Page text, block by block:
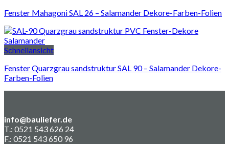
Fenster Mahagoni SAL 26 – Salamander Dekore-Farben-Folien
Schnellansicht
Fenster Quarzgrau sandstruktur SAL 90 – Salamander Dekore-
Farben-Folien
info@bauliefer.de
T.: 0521 543 626 24
F.: 0521 543 650 96